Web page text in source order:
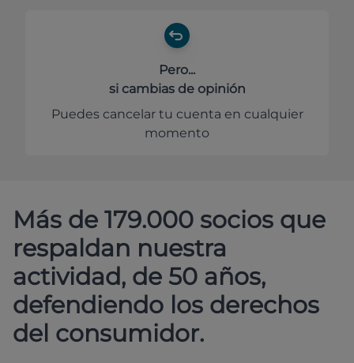
Pero...
si cambias de opinión
Puedes cancelar tu cuenta en cualquier
momento
Más de 179.000 socios que
respaldan nuestra
actividad, de 50 años,
defendiendo los derechos
del consumidor.